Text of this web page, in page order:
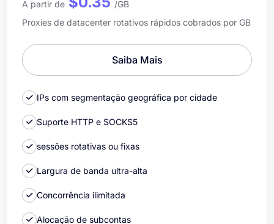
A partir de
/GB
Proxies de datacenter rotativos rápidos cobrados por GB
Saiba Mais
IPs com segmentação geográfica por cidade
Suporte HTTP e SOCKS5
sessões rotativas ou fixas
Largura de banda ultra-alta
Concorrência ilimitada
Alocação de subcontas